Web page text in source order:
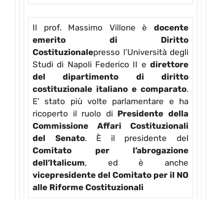
Il prof. Massimo Villone è docente
emerito di Diritto
Costituzionalepresso l’Università degli
Studi di Napoli Federico II e direttore
del dipartimento di diritto
costituzionale italiano e comparato.
E’ stato più volte parlamentare e ha
ricoperto il ruolo di Presidente della
Commissione Affari Costituzionali
del Senato. È il presidente del
Comitato per l’abrogazione
dell’Italicum, ed è anche
vicepresidente del Comitato per il NO
alle Riforme Costituzionali